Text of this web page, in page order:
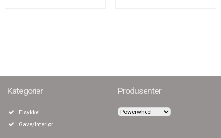
Kategorier
Elsykkel
Gave/Interiør
Produsenter